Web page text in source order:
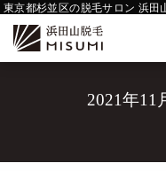
東京都杉並区の脱毛サロン 浜田
2021年11